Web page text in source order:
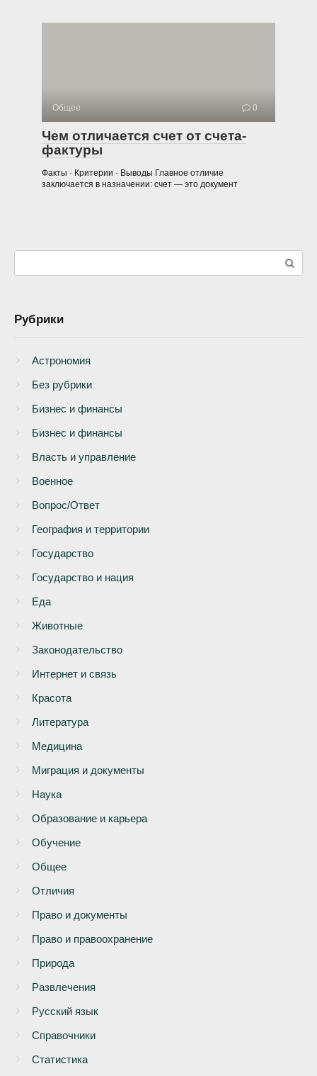
Общее 0
Чем отличается счет от счета-
фактуры
Факты · Критерии · Выводы Главное отличие
заключается в назначении: счет — это документ
Рубрики
Астрономия
Без рубрики
Бизнеc и финансы
Бизнес и финансы
Власть и управление
Военное
Вопрос/Ответ
География и территории
Государство
Государство и нация
Еда
Животные
Законодательство
Интернет и связь
Красота
Литература
Медицина
Миграция и документы
Наука
Образование и карьера
Обучение
Общее
Отличия
Право и документы
Право и правоохранение
Природа
Развлечения
Русский язык
Справочники
Статистика